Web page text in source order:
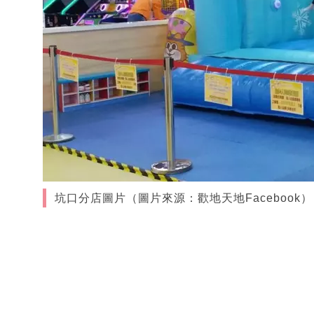
坑口分店圖片（圖片來源：歡地天地Facebook）